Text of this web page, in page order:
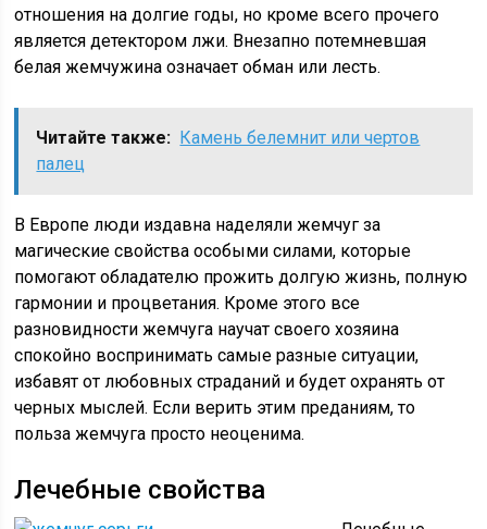
отношения на долгие годы, но кроме всего прочего
является детектором лжи. Внезапно потемневшая
белая жемчужина означает обман или лесть.
Читайте также: Камень белемнит или чертов
палец
В Европе люди издавна наделяли жемчуг за
магические свойства особыми силами, которые
помогают обладателю прожить долгую жизнь, полную
гармонии и процветания. Кроме этого все
разновидности жемчуга научат своего хозяина
спокойно воспринимать самые разные ситуации,
избавят от любовных страданий и будет охранять от
черных мыслей. Если верить этим преданиям, то
польза жемчуга просто неоценима.
Лечебные свойства